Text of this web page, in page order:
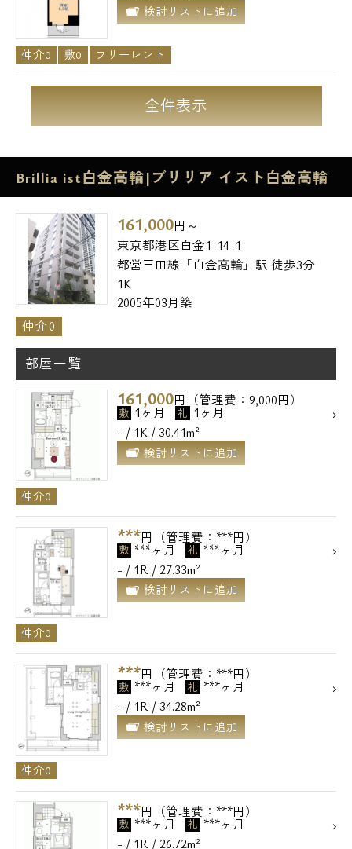
検討リストに追加
仲介0 敷0 フリーレント
全件表示
Brillia ist白金高輪|ブリリア イスト白金高輪
161,000円～
東京都港区白金1-14-1
都営三田線「白金高輪」駅 徒歩3分
1K
2005年03月築
仲介0
部屋一覧
161,000円（管理費：9,000円）
敷 1ヶ月 礼 1ヶ月
- / 1K / 30.41m²
検討リストに追加
仲介0
***円（管理費：***円）
敷 ***ヶ月 礼 ***ヶ月
- / 1R / 27.33m²
検討リストに追加
仲介0
***円（管理費：***円）
敷 ***ヶ月 礼 ***ヶ月
- / 1R / 34.28m²
検討リストに追加
仲介0
***円（管理費：***円）
敷 ***ヶ月 礼 ***ヶ月
- / 1R / 26.72m²